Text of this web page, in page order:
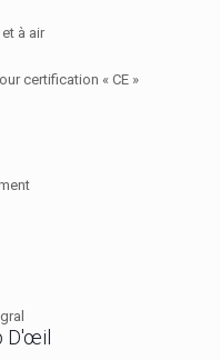
à air
certification « CE »
D'œil